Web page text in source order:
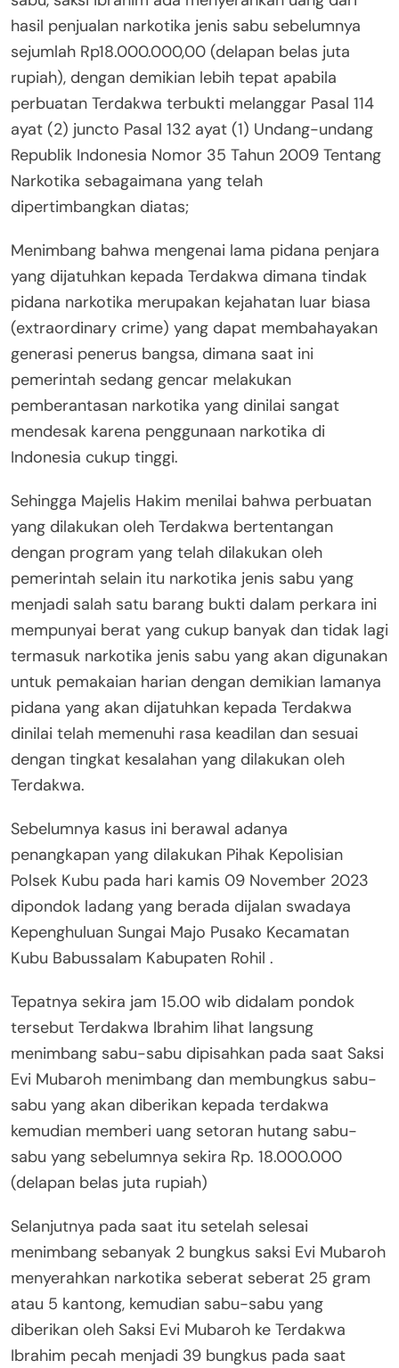
hasil penjualan narkotika jenis sabu sebelumnya
sejumlah Rp18.000.000,00 (delapan belas juta
rupiah), dengan demikian lebih tepat apabila
perbuatan Terdakwa terbukti melanggar Pasal 114
ayat (2) juncto Pasal 132 ayat (1) Undang-undang
Republik Indonesia Nomor 35 Tahun 2009 Tentang
Narkotika sebagaimana yang telah
dipertimbangkan diatas;
Menimbang bahwa mengenai lama pidana penjara
yang dijatuhkan kepada Terdakwa dimana tindak
pidana narkotika merupakan kejahatan luar biasa
(extraordinary crime) yang dapat membahayakan
generasi penerus bangsa, dimana saat ini
pemerintah sedang gencar melakukan
pemberantasan narkotika yang dinilai sangat
mendesak karena penggunaan narkotika di
Indonesia cukup tinggi.
Sehingga Majelis Hakim menilai bahwa perbuatan
yang dilakukan oleh Terdakwa bertentangan
dengan program yang telah dilakukan oleh
pemerintah selain itu narkotika jenis sabu yang
menjadi salah satu barang bukti dalam perkara ini
mempunyai berat yang cukup banyak dan tidak lagi
termasuk narkotika jenis sabu yang akan digunakan
untuk pemakaian harian dengan demikian lamanya
pidana yang akan dijatuhkan kepada Terdakwa
dinilai telah memenuhi rasa keadilan dan sesuai
dengan tingkat kesalahan yang dilakukan oleh
Terdakwa.
Sebelumnya kasus ini berawal adanya
penangkapan yang dilakukan Pihak Kepolisian
Polsek Kubu pada hari kamis 09 November 2023
dipondok ladang yang berada dijalan swadaya
Kepenghuluan Sungai Majo Pusako Kecamatan
Kubu Babussalam Kabupaten Rohil .
Tepatnya sekira jam 15.00 wib didalam pondok
tersebut Terdakwa Ibrahim lihat langsung
menimbang sabu-sabu dipisahkan pada saat Saksi
Evi Mubaroh menimbang dan membungkus sabu-
sabu yang akan diberikan kepada terdakwa
kemudian memberi uang setoran hutang sabu-
sabu yang sebelumnya sekira Rp. 18.000.000
(delapan belas juta rupiah)
Selanjutnya pada saat itu setelah selesai
menimbang sebanyak 2 bungkus saksi Evi Mubaroh
menyerahkan narkotika seberat seberat 25 gram
atau 5 kantong, kemudian sabu-sabu yang
diberikan oleh Saksi Evi Mubaroh ke Terdakwa
Ibrahim pecah menjadi 39 bungkus pada saat